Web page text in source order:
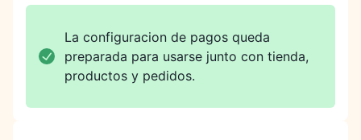
La configuracion de pagos queda
preparada para usarse junto con tienda,
productos y pedidos.